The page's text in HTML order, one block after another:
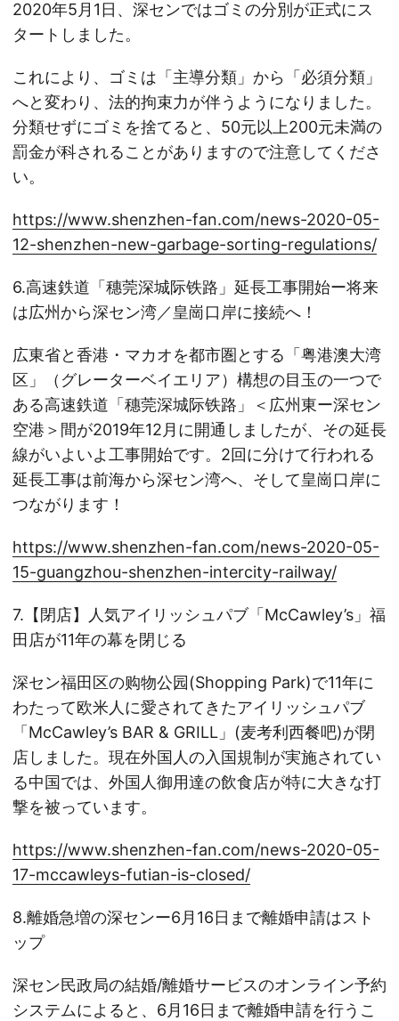
2020年5月1日、深センではゴミの分別が正式にス
タートしました。
これにより、ゴミは「主導分類」から「必須分類」
へと変わり、法的拘束力が伴うようになりました。
分類せずにゴミを捨てると、50元以上200元未満の
罰金が科されることがありますので注意してくださ
い。
https://www.shenzhen-fan.com/news-2020-05-
12-shenzhen-new-garbage-sorting-regulations/
6.高速鉄道「穗莞深城际铁路」延長工事開始ー将来
は広州から深セン湾／皇崗口岸に接続へ！
広東省と香港・マカオを都市圏とする「粤港澳大湾
区」（グレーターベイエリア）構想の目玉の一つで
ある高速鉄道「穗莞深城际铁路」＜広州東ー深セン
空港＞間が2019年12月に開通しましたが、その延長
線がいよいよ工事開始です。2回に分けて行われる
延長工事は前海から深セン湾へ、そして皇崗口岸に
つながります！
https://www.shenzhen-fan.com/news-2020-05-
15-guangzhou-shenzhen-intercity-railway/
7.【閉店】人気アイリッシュパブ「McCawley’s」福
田店が11年の幕を閉じる
深セン福田区の购物公园(Shopping Park)で11年に
わたって欧米人に愛されてきたアイリッシュパブ
「McCawley’s BAR & GRILL」(麦考利西餐吧)が閉
店しました。現在外国人の入国規制が実施されてい
る中国では、外国人御用達の飲食店が特に大きな打
撃を被っています。
https://www.shenzhen-fan.com/news-2020-05-
17-mccawleys-futian-is-closed/
8.離婚急増の深センー6月16日まで離婚申請はスト
ップ
深セン民政局の結婚/離婚サービスのオンライン予約
システムによると、6月16日まで離婚申請を行うこ